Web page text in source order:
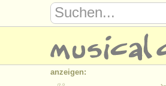
anzeigen: